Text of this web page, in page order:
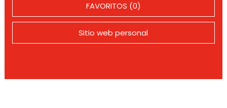
FAVORITOS (0)
Sitio web personal